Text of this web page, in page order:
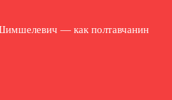
— как полтавчанин